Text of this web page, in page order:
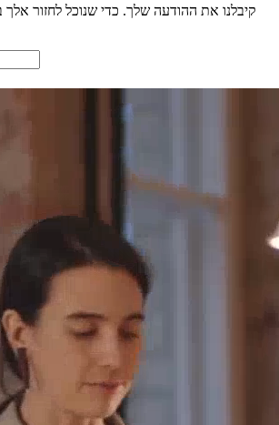
קיבלנו את ההודעה שלך. כדי שנוכל לחזור